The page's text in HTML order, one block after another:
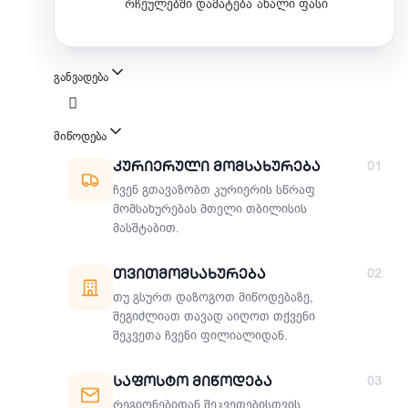
რჩეულებში დამატება ახალი ფასი
განვადება
მიწოდება
მიწოდების მეთოდები
01
Კურიერული Მომსახურება
ჩვენ გთავაზობთ კურიერის სწრაფ
მომსახურებას მთელი თბილისის
მასშტაბით.
02
Თვითმომსახურება
თუ გსურთ დაზოგოთ მიწოდებაზე,
შეგიძლიათ თავად აიღოთ თქვენი
შეკვეთა ჩვენი ფილიალიდან.
03
Საფოსტო Მიწოდება